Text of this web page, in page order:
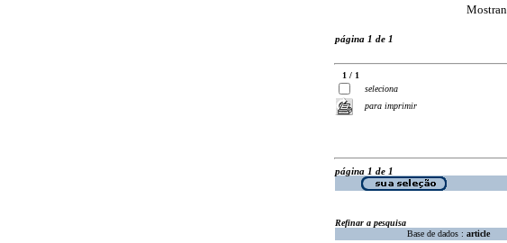
página 1 de 1
1 / 1
seleciona
para imprimir
página 1 de 1
Refinar a pesquisa
Base de dados : article